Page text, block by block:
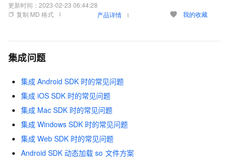
更新时间： 2023-02-23 06:44:28
复制 MD 格式
产品详情 我的收藏
集成问题
集成 Android SDK 时的常见问题
集成 iOS SDK 时的常见问题
集成 Mac SDK 时的常见问题
集成 Windows SDK 时的常见问题
集成 Web SDK 时的常见问题
Android SDK 动态加载 so 文件方案